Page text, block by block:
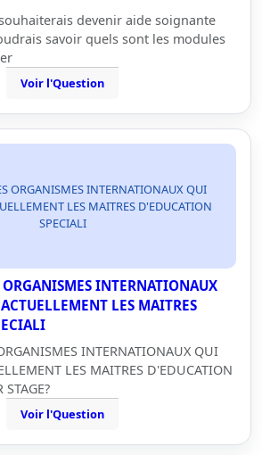
devenir aide soignante
savoir quels sont les modules
Voir l'Question
ORGANISMES INTERNATIONAUX QUI
LES MAITRES D'EDUCATION
SPECIALI
ORGANISMES INTERNATIONAUX
LES MAITRES
INTERNATIONAUX QUI
LES MAITRES D'EDUCATION
STAGE?
Voir l'Question